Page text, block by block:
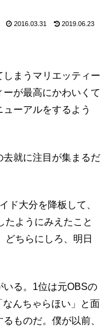
2016.03.31 2019.06.23
まうマリエッティー
が最高にかわいくて
ーアルをするよう
就に注目が集まるだ
ド大分を降板して、
たようにみえたこと
どちらにしろ、明日
る。1位は元OBSの
んちゃらほい」と面
ものだ。僕が以前、